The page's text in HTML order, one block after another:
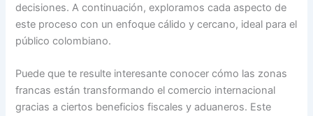
decisiones. A continuación, exploramos cada aspecto de
este proceso con un enfoque cálido y cercano, ideal para el
público colombiano.
Puede que te resulte interesante conocer cómo las zonas
francas están transformando el comercio internacional
gracias a ciertos beneficios fiscales y aduaneros. Este